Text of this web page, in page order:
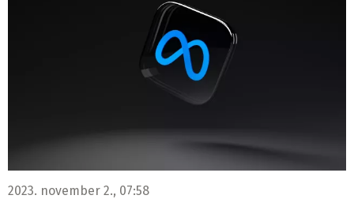
2023. november 2., 07:58